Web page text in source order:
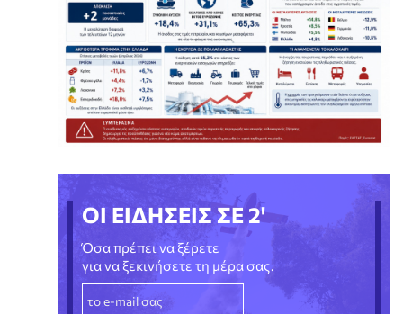
ΟΙ ΕΙΔΗΣΕΙΣ ΣΕ 2'
Όσα πρέπει να ξέρετε
για να ξεκινήσετε τη μέρα σας.